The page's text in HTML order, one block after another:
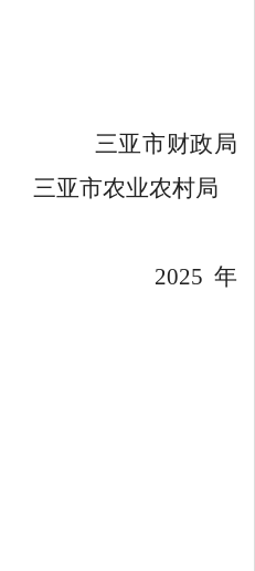
三亚市财政局
三亚市农业农村局
2025 年